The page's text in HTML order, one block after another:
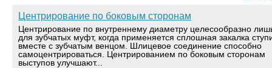
Центрирование по боковым сторонам
Центрирование по внутреннему диаметру целесообразно
для зубчатых муфт, когда применяется сплошная закалка
вместе с зубчатым венцом. Шлицевое соединение способно
самоцентрироваться. Центрированием по боковым сторонам
выступов улучшают...